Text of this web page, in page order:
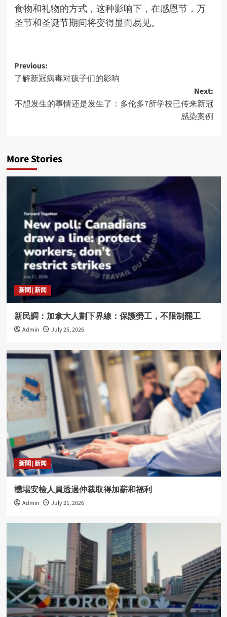
食物和礼物的方式，这种影响下，在感恩节，万
圣节和圣诞节期间将变得显而易见。
Post
navigation
Previous:
了解新冠病毒对孩子们的影响
Next:
不想发生的事情还是发生了：多伦多7所学校已传来新冠
感染案例
More Stories
新聞 | 新闻
新民調：加拿大人劃下界線：保護勞工，不限制罷工
Admin July 25, 2026
新聞 | 新闻
機場安檢人員透過仲裁取得加薪和福利
Admin July 21, 2026